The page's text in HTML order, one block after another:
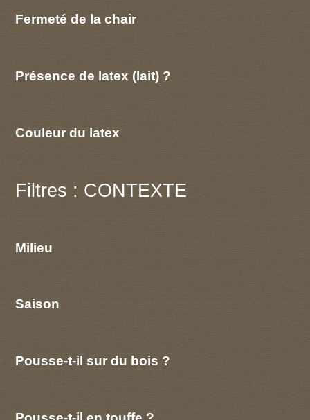
Fermeté de la chair
Présence de latex (lait) ?
Couleur du latex
Filtres : CONTEXTE
Milieu
Saison
Pousse-t-il sur du bois ?